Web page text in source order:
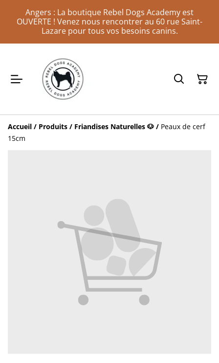
Angers : La boutique Rebel Dogs Academy est
OUVERTE ! Venez nous rencontrer au 60 rue Saint-
Lazare pour tous vos besoins canins.
Accueil / Produits / Friandises Naturelles 🐶 / Peaux de cerf
15cm